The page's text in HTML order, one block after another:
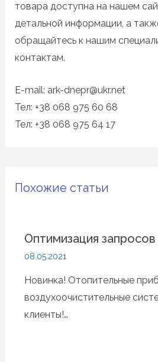
товара доступна на нашем
детальной информации, а
обращайтесь к нашим
контактам.
E-mail: ark-dnepr@ukr.net
Тел: +38 068 975 60 68
Тел: +38 068 975 64 17
Похожие статьи
Оптимизация запросов
08.05.2021
Новинка! Отопительные
воздухоочистительные
клиенты!…